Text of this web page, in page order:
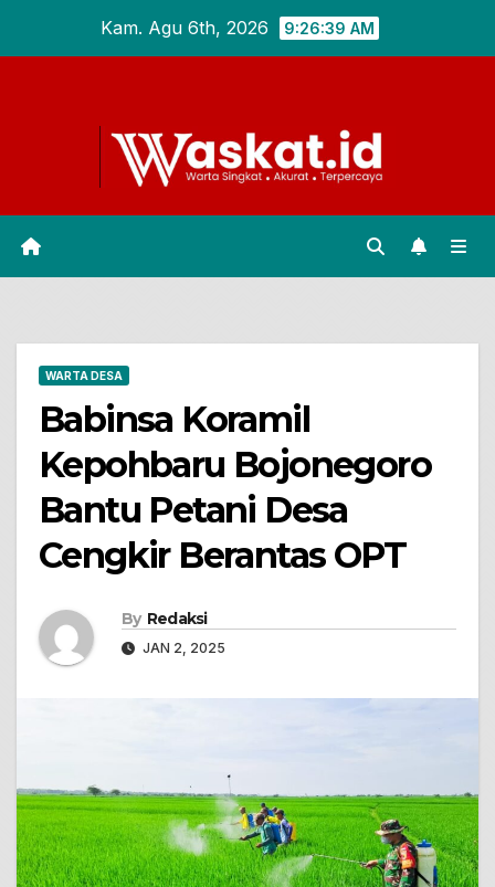
Kam. Agu 6th, 2026 9:26:40 AM
WARTA DESA
Babinsa Koramil
Kepohbaru Bojonegoro
Bantu Petani Desa
Cengkir Berantas OPT
By Redaksi
JAN 2, 2025